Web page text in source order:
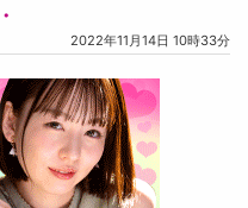
2022年11月14日 10時33分